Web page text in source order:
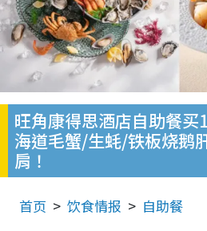
旺角康得思酒店自助餐买
海道毛蟹/生蚝/铁板烧鹅
肩！
首页 饮食情报 自助餐